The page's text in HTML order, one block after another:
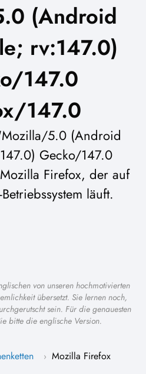
(Android
rv:147.0)
147.0
147.0
5.0 (Android
Gecko/147.0
Firefox, der auf
läuft.
von unseren hochmotivierten
übersetzt. Sie lernen noch,
sein. Für die genauesten
bitte die englische Version.
› Mozilla Firefox